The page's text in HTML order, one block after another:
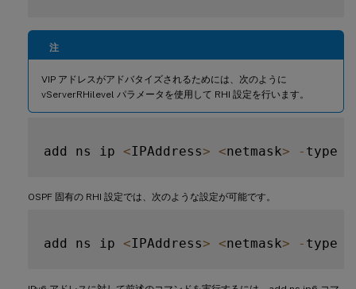
注
VIP アドレスがアドバタイズされるためには、次のように
vServerRHilevel パラメータを使用して RHI 設定を行います。
add ns ip <IPAddress> <netmask> - type
OSPF 固有の RHI 設定では、次のような設定が可能です。
add ns ip <IPAddress> <netmask> - type